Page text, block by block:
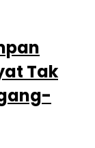
Tak